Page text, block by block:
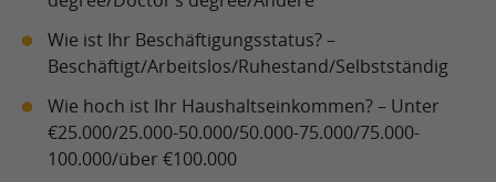
Wie ist Ihr Beschäftigungsstatus? –
Beschäftigt/Arbeitslos/Ruhestand/Selbstständig
Wie hoch ist Ihr Haushaltseinkommen? – Unter
€25.000/25.000-50.000/50.000-75.000/75.000-
100.000/über €100.000